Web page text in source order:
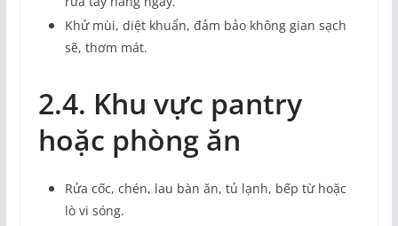
Khử mùi, diệt khuẩn, đảm bảo không gian sạch
sẽ, thơm mát.
2.4. Khu vực pantry
hoặc phòng ăn
Rửa cốc, chén, lau bàn ăn, tủ lạnh, bếp từ hoặc
lò vi sóng.